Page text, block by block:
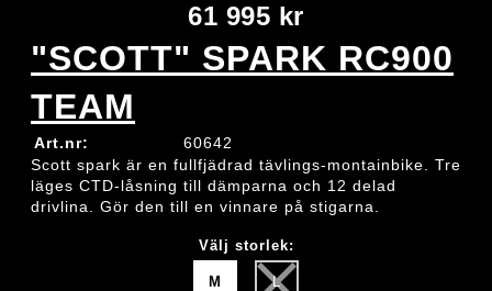
61 995 kr
"SCOTT" SPARK RC900
TEAM
Art.nr:
60642
Scott spark är en fullfjädrad tävlings-montainbike. Tre
läges CTD-låsning till dämparna och 12 delad
drivlina. Gör den till en vinnare på stigarna.
Välj storlek:
M L